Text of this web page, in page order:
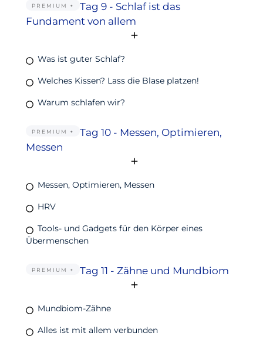
PREMIUM +
Tag 9 - Schlaf ist das
Fundament von allem
Was ist guter Schlaf?
Welches Kissen? Lass die Blase platzen!
Warum schlafen wir?
PREMIUM +
Tag 10 - Messen, Optimieren,
Messen
Messen, Optimieren, Messen
HRV
Tools- und Gadgets für den Körper eines
Übermenschen
PREMIUM + Tag 11 - Zähne und Mundbiom
Mundbiom-Zähne
Alles ist mit allem verbunden